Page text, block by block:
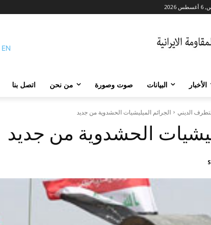
2026
EN
الأخبار البيانات صوت وصورة من نحن اتصل بنا
الديني الجرائم الميليشيات الحشدوية من جديد
الحشدوية من جديد